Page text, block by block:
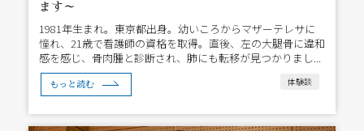
ます～
1981年生まれ。東京都出身。幼いころからマザーテレサに
憧れ、21歳で看護師の資格を取得。直後、左の大腿骨に違和
感を感じ、骨肉腫と診断され、肺にも転移が見つかりまし...
もっと読む 体験談